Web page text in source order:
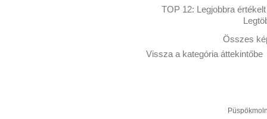
TOP 12: Legjobbra értékelt
Összes
Vissza a kategória áttekintőbe